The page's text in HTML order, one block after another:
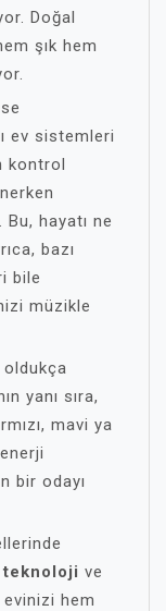
Doğal
şık hem
ev sistemleri
kontrol
Bu, hayatı ne
bazı
bile
müzikle
oldukça
yanı sıra,
mavi ya
bir odayı
teknoloji ve
evinizi hem